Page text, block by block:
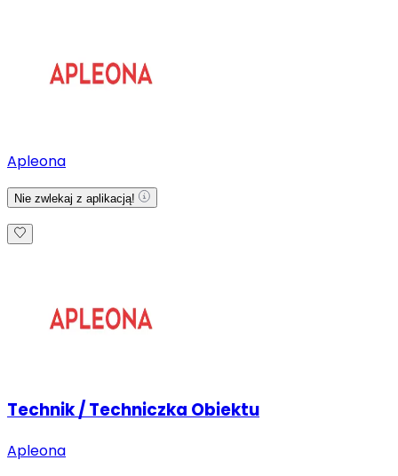
Apleona
Nie zwlekaj z aplikacją!
Technik / Techniczka Obiektu
Apleona